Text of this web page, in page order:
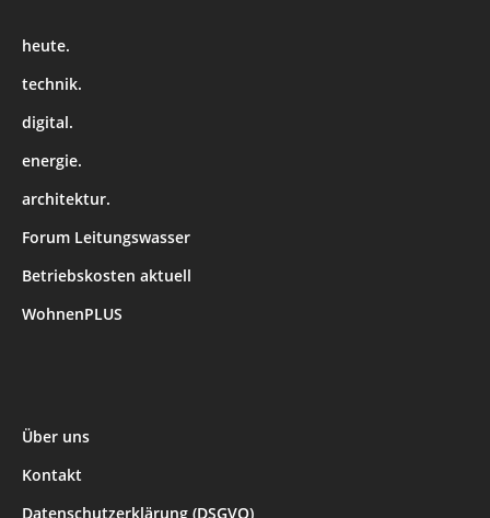
heute.
technik.
digital.
energie.
architektur.
Forum Leitungswasser
Betriebskosten aktuell
WohnenPLUS
Über uns
Kontakt
Datenschutzerklärung (DSGVO)